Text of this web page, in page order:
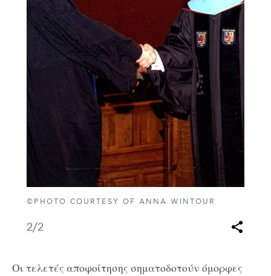
©PHOTO COURTESY OF ANNA WINTOUR
2/2
Oι τελετές αποφοίτησης σηματοδοτούν όμορφες